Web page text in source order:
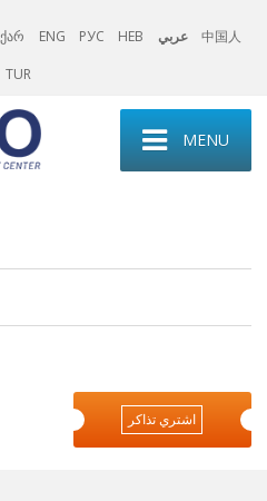
ქარ ENG РУС HEB عربي 中国人
TUR
MENU
اشتري تذاكر